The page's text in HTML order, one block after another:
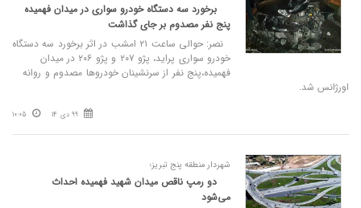
برخورد سه دستگاه خودرو سواری در میدان فهمیده
پنج نفر مصدوم بر جای گذاشت
نصر: حوالی ساعت ۲۱ امشب در اثر برخورد سه دستگاه
خودرو سواری پراید، پژو ۲۰۷ و پژو ۲۰۶ در میدان
فهمیده،پنج نفر از سرنشینان خودروها مصدوم و روانه
اورژانس شد.
99 دی 14 10:05
شهردار منطقه پنج تبریز؛
دو رمپ ناقص میدان شهید فهمیده احداث
می‌شود